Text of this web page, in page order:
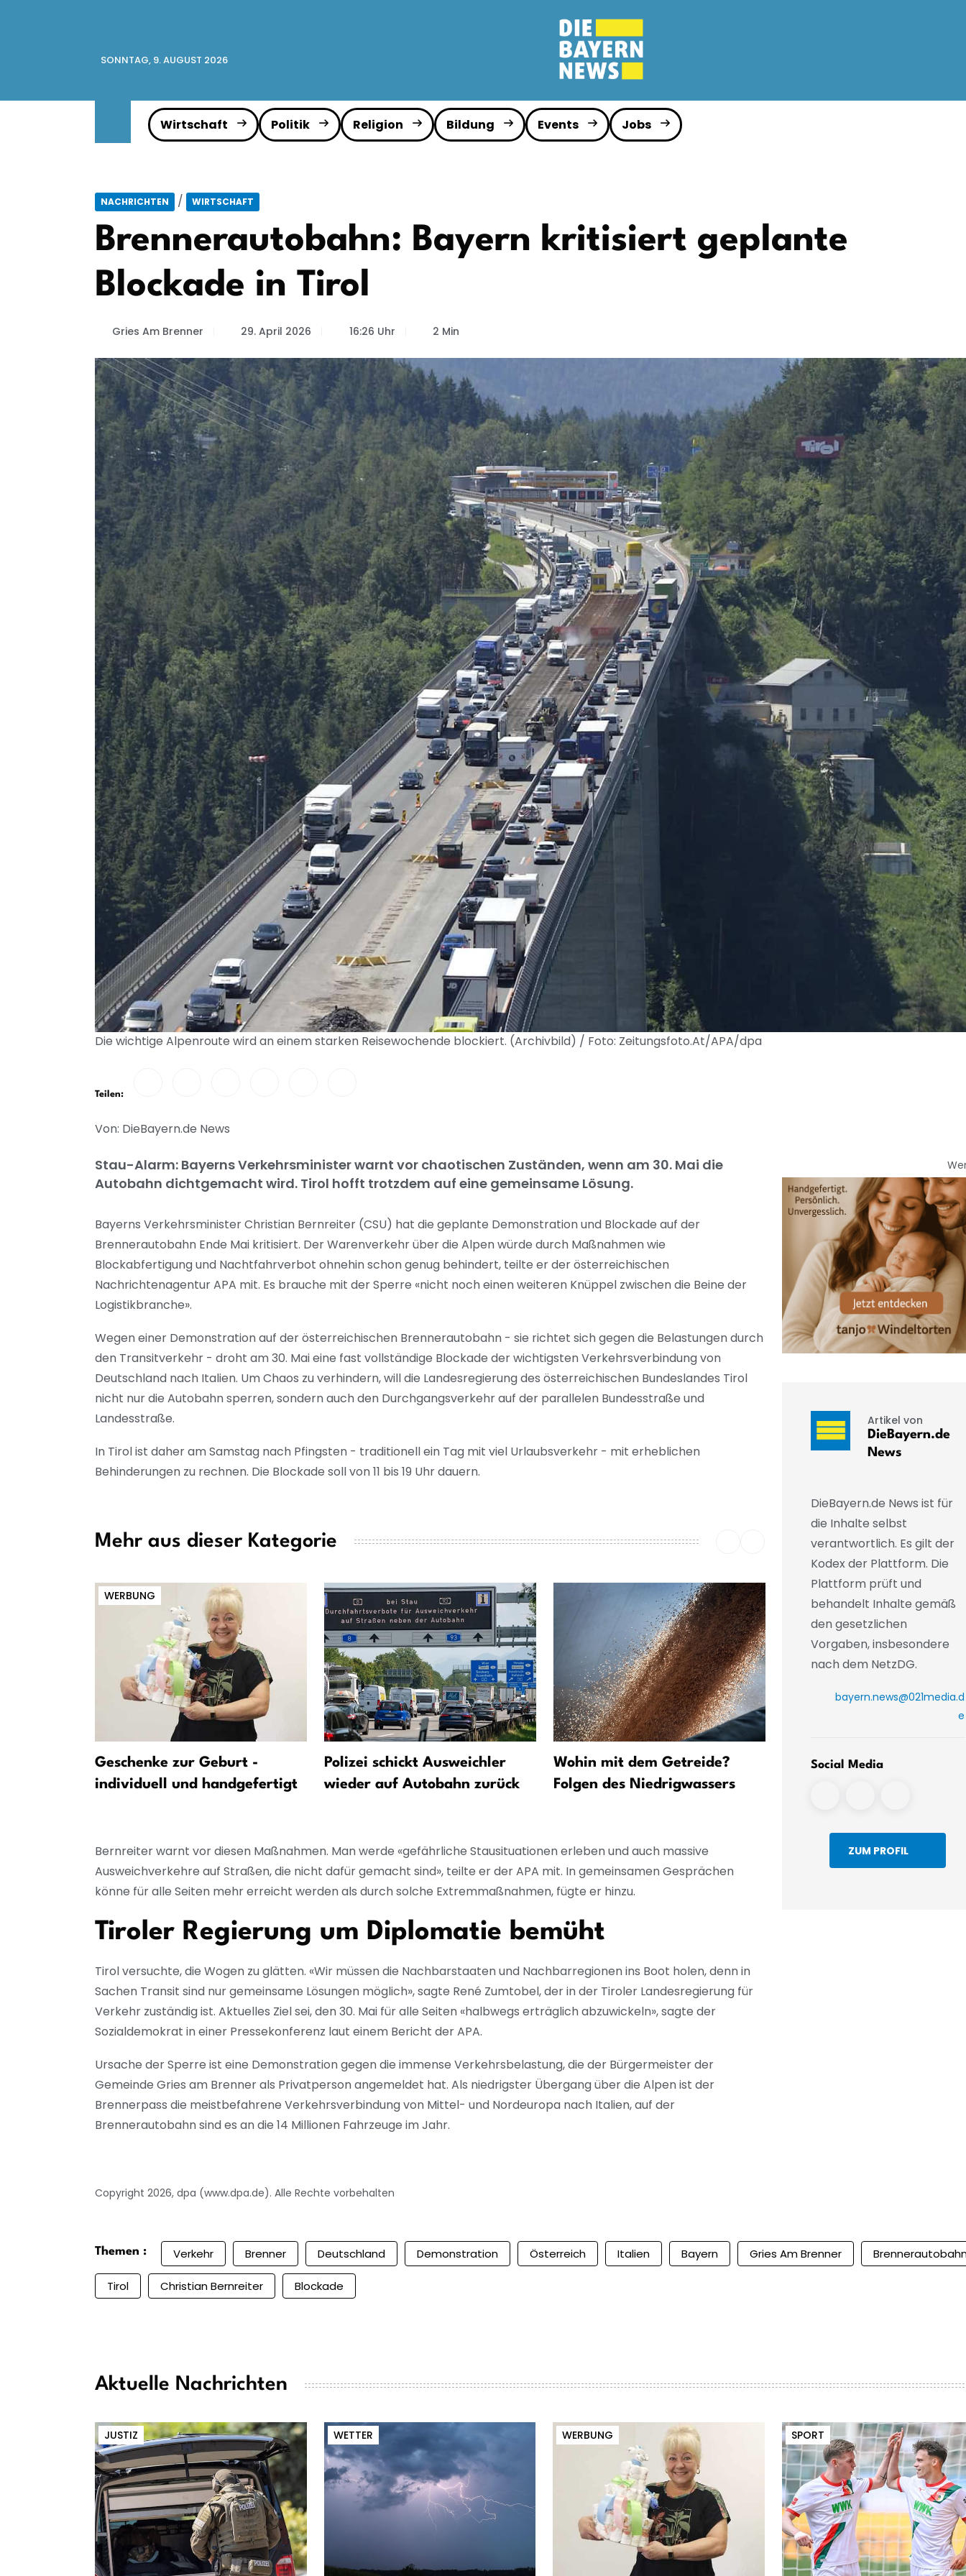
SONNTAG, 9. AUGUST 2026
Wirtschaft Politik Religion Bildung Events Jobs
NACHRICHTEN / WIRTSCHAFT
Brennerautobahn: Bayern kritisiert geplante
Blockade in Tirol
Gries Am Brenner 29. April 2026 16:26 Uhr 2 Min
Die wichtige Alpenroute wird an einem starken Reisewochende blockiert. (Archivbild) / Foto: Zeitungsfoto.At/APA/dpa
Teilen:
Von: DieBayern.de News
Stau-Alarm: Bayerns Verkehrsminister warnt vor chaotischen Zuständen, wenn am 30. Mai die
Autobahn dichtgemacht wird. Tirol hofft trotzdem auf eine gemeinsame Lösung.
Bayerns Verkehrsminister Christian Bernreiter (CSU) hat die geplante Demonstration und Blockade auf der
Brennerautobahn Ende Mai kritisiert. Der Warenverkehr über die Alpen würde durch Maßnahmen wie
Blockabfertigung und Nachtfahrverbot ohnehin schon genug behindert, teilte er der österreichischen
Nachrichtenagentur APA mit. Es brauche mit der Sperre «nicht noch einen weiteren Knüppel zwischen die Beine der
Logistikbranche».
Wegen einer Demonstration auf der österreichischen Brennerautobahn - sie richtet sich gegen die Belastungen durch
den Transitverkehr - droht am 30. Mai eine fast vollständige Blockade der wichtigsten Verkehrsverbindung von
Deutschland nach Italien. Um Chaos zu verhindern, will die Landesregierung des österreichischen Bundeslandes Tirol
nicht nur die Autobahn sperren, sondern auch den Durchgangsverkehr auf der parallelen Bundesstraße und
Landesstraße.
In Tirol ist daher am Samstag nach Pfingsten - traditionell ein Tag mit viel Urlaubsverkehr - mit erheblichen
Behinderungen zu rechnen. Die Blockade soll von 11 bis 19 Uhr dauern.
Mehr aus dieser Kategorie
WERBUNG
Geschenke zur Geburt -
individuell und handgefertigt
Polizei schickt Ausweichler
wieder auf Autobahn zurück
Wohin mit dem Getreide?
Folgen des Niedrigwassers
Dinkelsbühl: 17-Jähriger
Bernreiter warnt vor diesen Maßnahmen. Man werde «gefährliche Stausituationen erleben und auch massive
Ausweichverkehre auf Straßen, die nicht dafür gemacht sind», teilte er der APA mit. In gemeinsamen Gesprächen
könne für alle Seiten mehr erreicht werden als durch solche Extremmaßnahmen, fügte er hinzu.
Tiroler Regierung um Diplomatie bemüht
Tirol versuchte, die Wogen zu glätten. «Wir müssen die Nachbarstaaten und Nachbarregionen ins Boot holen, denn in
Sachen Transit sind nur gemeinsame Lösungen möglich», sagte René Zumtobel, der in der Tiroler Landesregierung für
Verkehr zuständig ist. Aktuelles Ziel sei, den 30. Mai für alle Seiten «halbwegs erträglich abzuwickeln», sagte der
Sozialdemokrat in einer Pressekonferenz laut einem Bericht der APA.
Ursache der Sperre ist eine Demonstration gegen die immense Verkehrsbelastung, die der Bürgermeister der
Gemeinde Gries am Brenner als Privatperson angemeldet hat. Als niedrigster Übergang über die Alpen ist der
Brennerpass die meistbefahrene Verkehrsverbindung von Mittel- und Nordeuropa nach Italien, auf der
Brennerautobahn sind es an die 14 Millionen Fahrzeuge im Jahr.
Artikel von
DieBayern.de
News
DieBayern.de News ist für
die Inhalte selbst
verantwortlich. Es gilt der
Kodex der Plattform. Die
Plattform prüft und
behandelt Inhalte gemäß
den gesetzlichen
Vorgaben, insbesondere
nach dem NetzDG.
bayern.news@021media.d
e
Social Media
ZUM PROFIL
Copyright 2026, dpa (www.dpa.de). Alle Rechte vorbehalten
Themen : Verkehr Brenner Deutschland Demonstration Österreich Italien Bayern Gries Am Brenner
Tirol Christian Bernreiter Blockade
Aktuelle Nachrichten
JUSTIZ WETTER WERBUNG SPORT